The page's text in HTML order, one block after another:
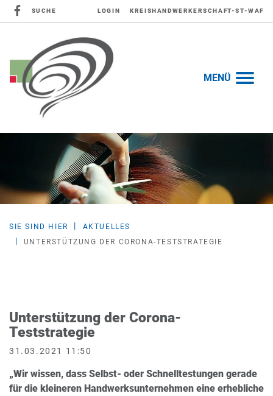
SUCHE LOGIN KREISHANDWERKERSCHAFT-ST-WAF
MENÜ
SIE SIND HIER
AKTUELLES
UNTERSTÜTZUNG DER CORONA-TESTSTRATEGIE
Unterstützung der Corona-
Teststrategie
31.03.2021 11:50
„Wir wissen, dass Selbst- oder Schnelltestungen gerade
für die kleineren Handwerksunternehmen eine erhebliche